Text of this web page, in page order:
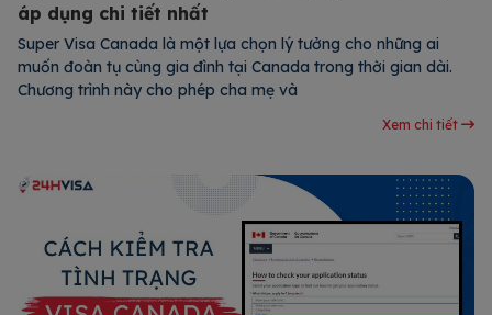
áp dụng chi tiết nhất
Super Visa Canada là một lựa chọn lý tưởng cho những ai
muốn đoàn tụ cùng gia đình tại Canada trong thời gian dài.
Chương trình này cho phép cha mẹ và
Xem chi tiết